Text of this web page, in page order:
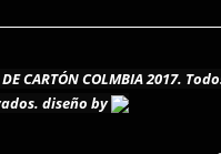
DE CARTÓN COLMBIA 2017.
diseño by